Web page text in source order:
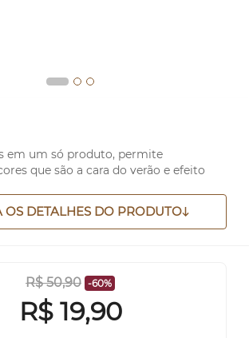
em um só produto, permite
que são a cara do verão e efeito
OS DETALHES DO PRODUTO
R$ 50,90 -60%
R$ 19,90